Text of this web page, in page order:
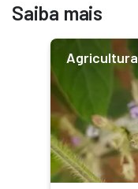
Saiba mais
Agricultura